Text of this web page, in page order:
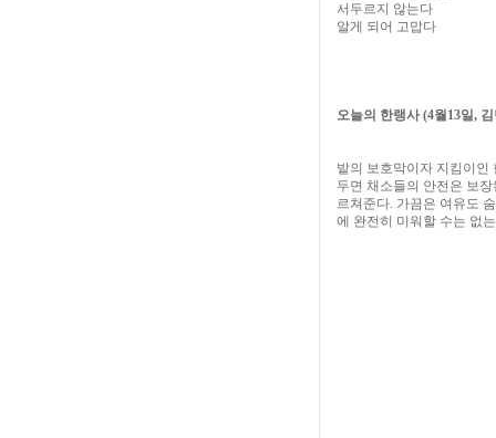
서두르지 않는다
알게 되어 고맙다
오늘의 한랭사(4월13일,
밭의 보호막이자 지킴이인
두면 채소들의 안전은 보장
르쳐준다. 가끔은 여유도
에 완전히 미워할 수는 없